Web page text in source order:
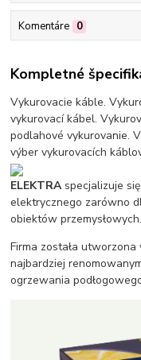
Komentáre 0
Kompletné
Vykurovacie káble.
vykurovací kábel.
podlahové vykurovanie.
výber vykurovacích
ELEKTRAspecjalizuje
elektrycznego zarówno
obiektów przemysłowych.
Firma została
najbardziej
ogrzewania